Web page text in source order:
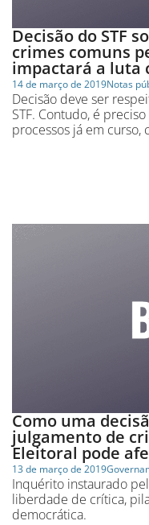
Decisão do STF
crimes comuns
impactará a luta
14 de março de 2019Notas
Decisão deve ser
STF. Contudo, é
processos já em
Como uma
julgamento de
Eleitoral pode
13 de março de 2019
Inquérito instaurado
liberdade de crítica,
democrática.